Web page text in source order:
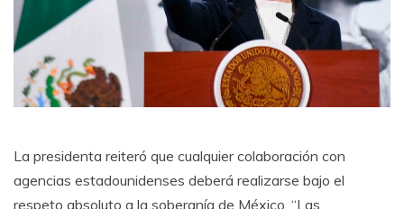
La presidenta reiteró que cualquier colaboración con
agencias estadounidenses deberá realizarse bajo el
respeto absoluto a la soberanía de México. “Las